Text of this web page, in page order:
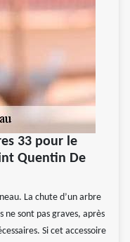
33 pour le
Quentin De
La chute d’un arbre
ne sont pas graves, après
Si cet accessoire